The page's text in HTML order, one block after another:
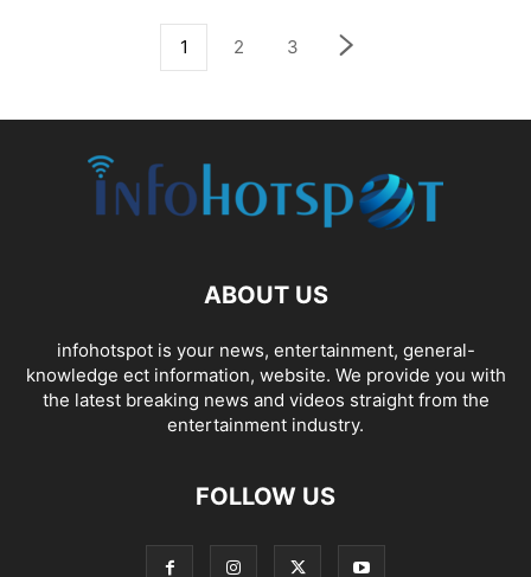
1 2 3
ABOUT US
infohotspot is your news, entertainment, general-
knowledge ect information, website. We provide you with
the latest breaking news and videos straight from the
entertainment industry.
FOLLOW US